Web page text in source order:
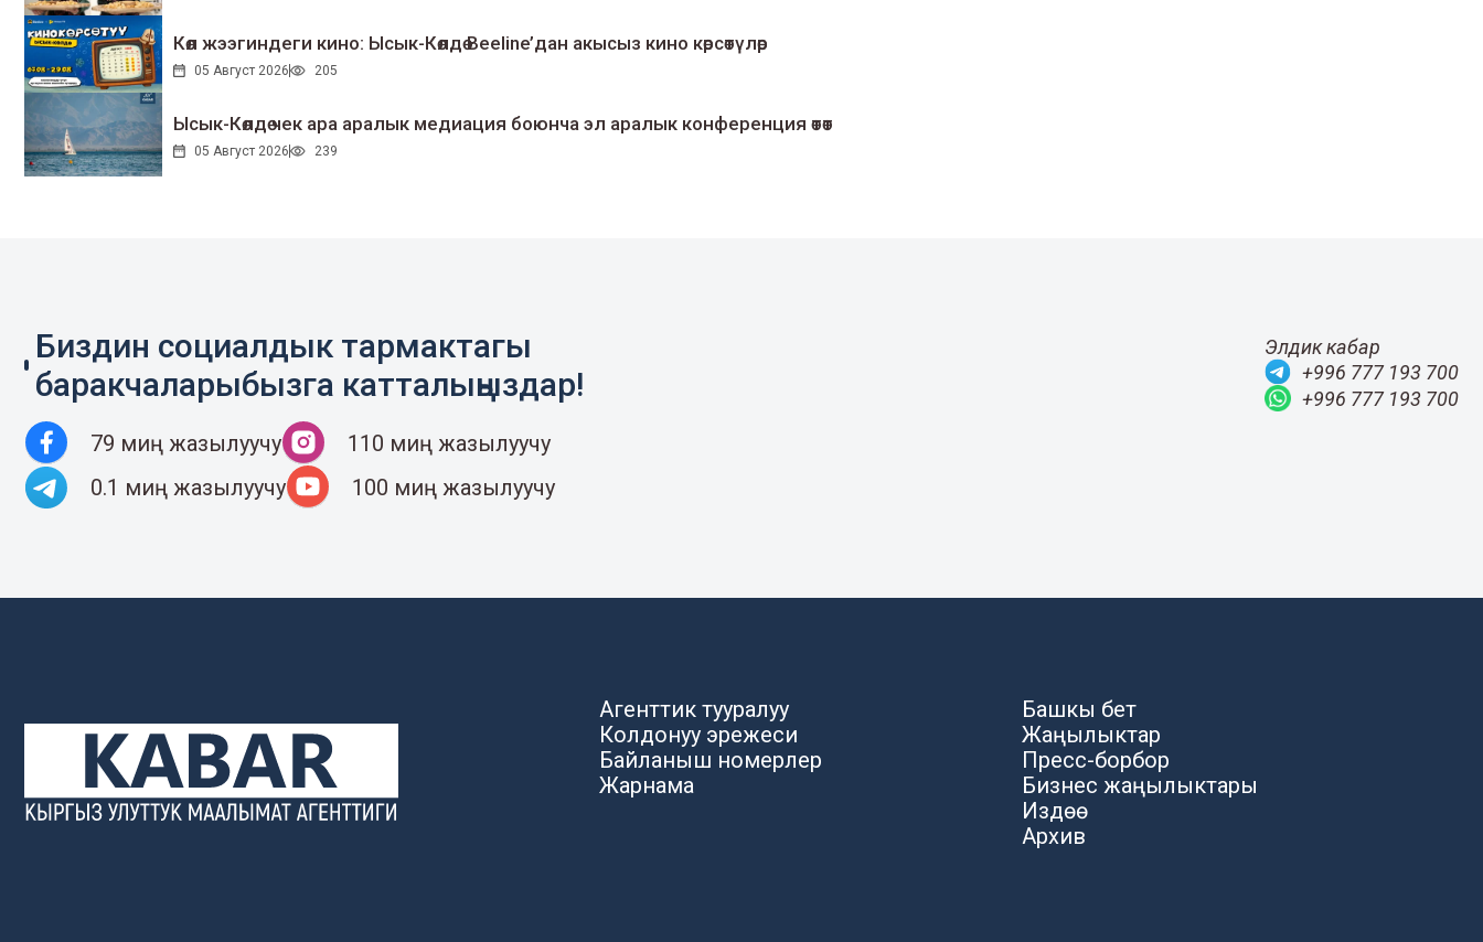
Көл жээгиндеги кино: Ысык-Көлдө Beeline’дан акысыз кино көрсөтүлөр
05 Август 2026 205
Ысык-Көлдө чек ара аралык медиация боюнча эл аралык конференция өтөт
05 Август 2026 239
Биздин социалдык тармактагы
баракчаларыбызга катталыңыздар!
79 миң жазылуучу
110 миң жазылуучу
0.1 миң жазылуучу
100 миң жазылуучу
Элдик кабар
+996 777 193 700
+996 777 193 700
Агенттик тууралуу
Колдонуу эрежеси
Байланыш номерлер
Жарнама
Башкы бет
Жаңылыктар
Пресс-борбор
Бизнес жаңылыктары
Издөө
Архив